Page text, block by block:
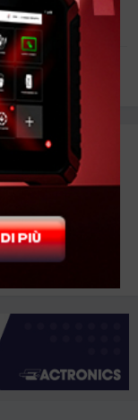
con il
qualcuno la già
se non chiedo